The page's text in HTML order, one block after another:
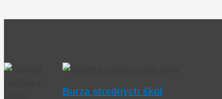
Burza stredných škôl